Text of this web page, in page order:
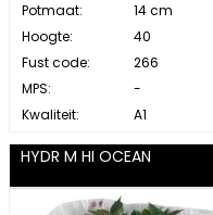
Potmaat:
14 cm
Hoogte:
40
Fust code:
266
MPS:
-
Kwaliteit:
A1
HYDR M HI OCEAN